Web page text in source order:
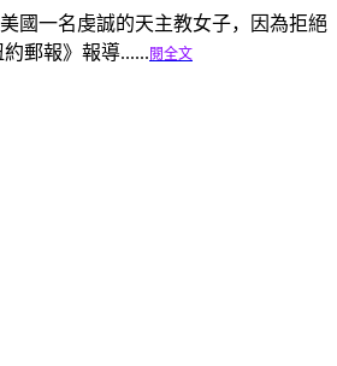
國一名虔誠的天主教女子，因為拒絕
郵報》報導...... 閱全文